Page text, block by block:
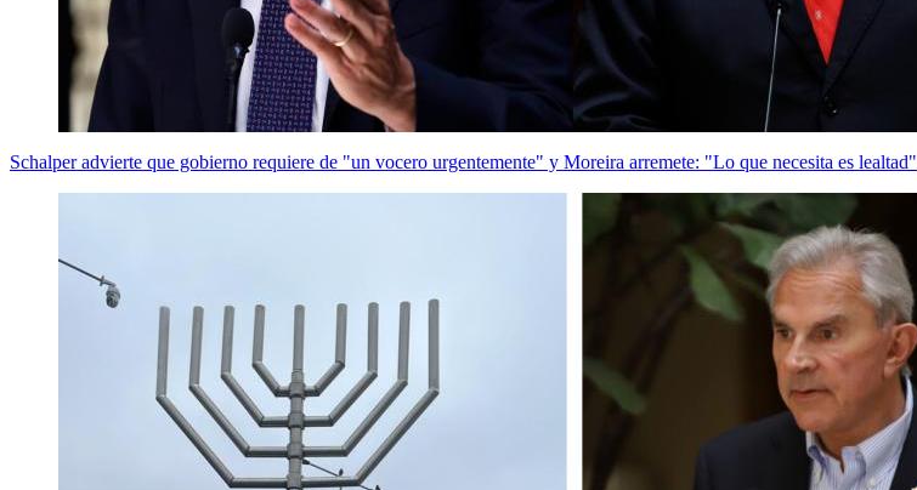
Schalper advierte que gobierno requiere de "un vocero urgentemente" y Moreira arremete: "Lo que necesita es lealtad"